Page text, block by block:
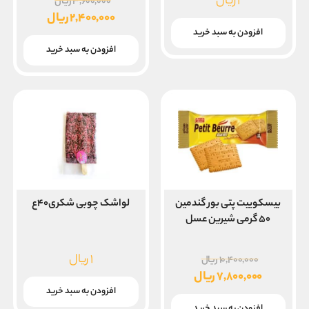
افزودن به سبد خرید
اصلی
بود.
۲,۴۰۰,۰۰۰ریال
فعلی
افزودن به سبد خرید
بیسکوییت پتی بور گندمین
۵۰ گرمی شیرین عسل
۱۰,۴۰۰,۰۰۰ریال
اصلی
۷,۸۰۰,۰۰۰ریال
لواشک چوبی شکری۴۰ع
۱ریال
افزودن به سبد خرید